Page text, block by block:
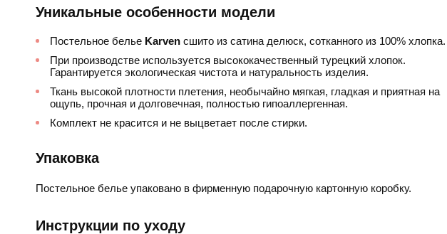
Уникальные особенности модели
Постельное белье Karven сшито из сатина делюск, сотканного из 100% хлопка.
При производстве используется высококачественный турецкий хлопок.
Гарантируется экологическая чистота и натуральность изделия.
Ткань высокой плотности плетения, необычайно мягкая, гладкая и приятная на
ощупь, прочная и долговечная, полностью гипоаллергенная.
Комплект не красится и не выцветает после стирки.
Упаковка
Постельное белье упаковано в фирменную подарочную картонную коробку.
Инструкции по уходу